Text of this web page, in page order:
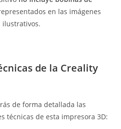
en las imágenes
ilustrativos.
de la Creality
de forma detallada las
técnicas de esta impresora 3D: